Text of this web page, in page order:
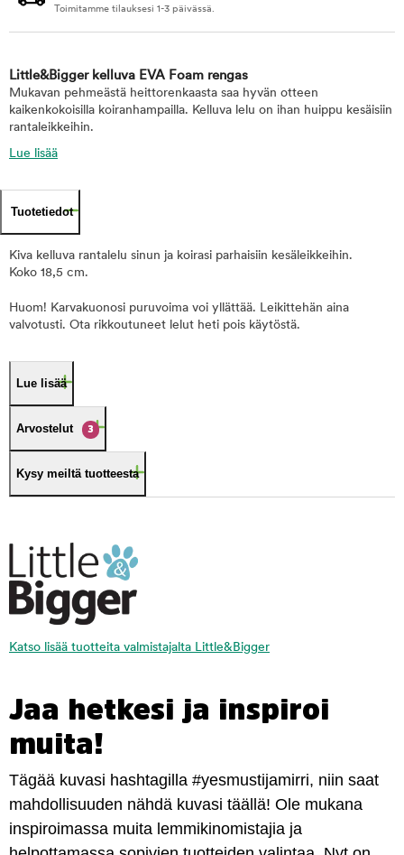
Toimitamme tilauksesi 1-3 päivässä.
Little&Bigger kelluva EVA Foam rengas
Mukavan pehmeästä heittorenkaasta saa hyvän otteen
kaikenkokoisilla koiranhampailla. Kelluva lelu on ihan huippu kesäisiin
rantaleikkeihin.
Lue lisää
Tuotetiedot
Kiva kelluva rantalelu sinun ja koirasi parhaisiin kesäleikkeihin.
Koko 18,5 cm.
Huom! Karvakuonosi puruvoima voi yllättää. Leikittehän aina
valvotusti. Ota rikkoutuneet lelut heti pois käytöstä.
Lue lisää
Arvostelut 3
Kysy meiltä tuotteesta
Katso lisää tuotteita valmistajalta Little&Bigger
Jaa hetkesi ja inspiroi
muita!
Tägää kuvasi hashtagilla #yesmustijamirri, niin saat
mahdollisuuden nähdä kuvasi täällä! Ole mukana
inspiroimassa muita lemmikinomistajia ja